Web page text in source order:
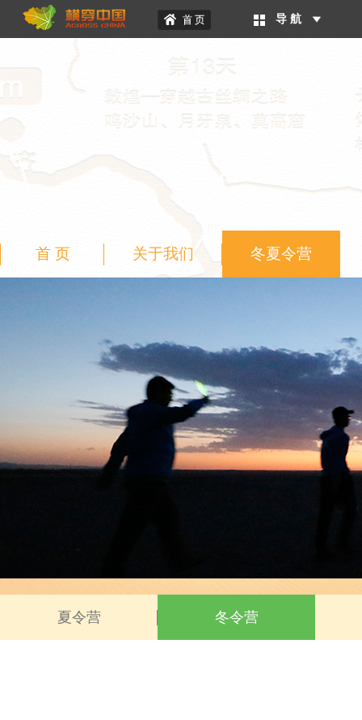
导 航
首 页 关于我们 冬夏令营
二级页面banner
夏令营 冬令营